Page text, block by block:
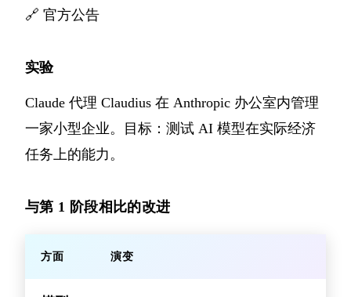
🔗 官方公告
实验
Claude 代理 Claudius 在 Anthropic 办公室内管理
一家小型企业。目标：测试 AI 模型在实际经济
任务上的能力。
与第 1 阶段相比的改进
方面 演变